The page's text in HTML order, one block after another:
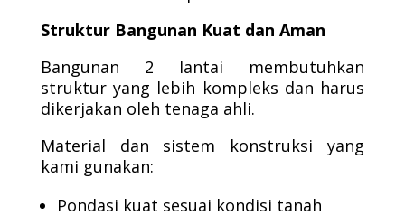
Struktur Bangunan Kuat dan Aman
Bangunan 2 lantai membutuhkan
struktur yang lebih kompleks dan harus
dikerjakan oleh tenaga ahli.
Material dan sistem konstruksi yang
kami gunakan:
Pondasi kuat sesuai kondisi tanah